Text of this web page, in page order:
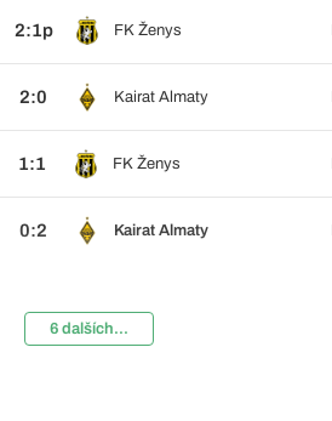
2:1p FK Ženys
2:0 Kairat Almaty
1:1 FK Ženys
0:2 Kairat Almaty
6 dalších...